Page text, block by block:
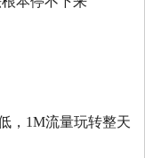
， 1M流量玩转整天